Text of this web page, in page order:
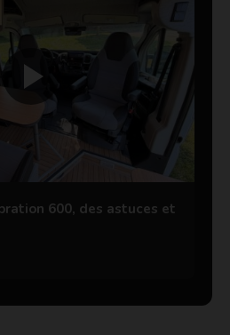
600, des astuces et